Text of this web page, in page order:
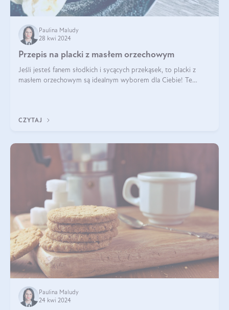
Paulina Maludy
28 kwi 2024
Przepis na placki z masłem orzechowym
Jeśli jesteś fanem słodkich i sycących przekąsek, to placki z
masłem orzechowym są idealnym wyborem dla Ciebie! Te
CZYTAJ
Paulina Maludy
24 kwi 2024